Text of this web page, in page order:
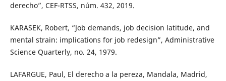
derecho”, CEF-RTSS, núm. 432, 2019.
KARASEK, Robert, “Job demands, job decision latitude, and
mental strain: implications for job redesign”, Administrative
Science Quarterly, no. 24, 1979.
LAFARGUE, Paul, El derecho a la pereza, Mandala, Madrid,